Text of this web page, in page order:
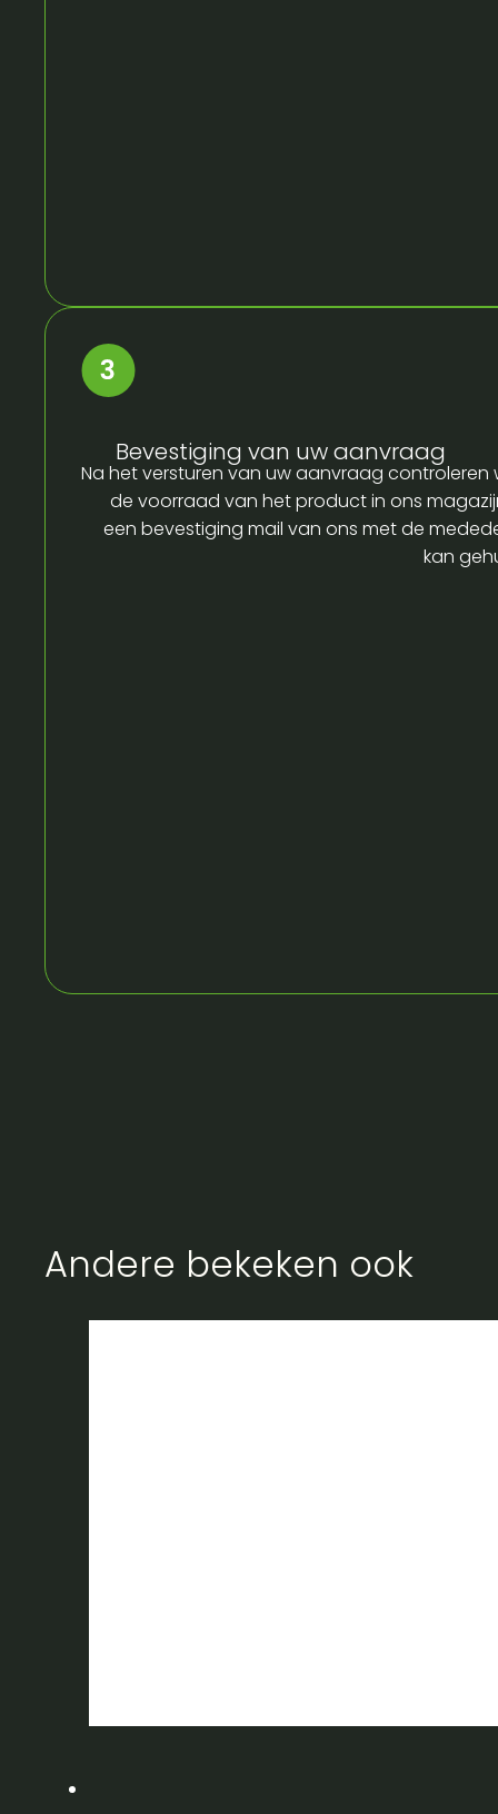
Bevestiging van uw aanvraag
Na het versturen van uw aanvraag controleren
de voorraad van het product in ons
een bevestiging mail van ons met de
kan
Andere bekeken ook